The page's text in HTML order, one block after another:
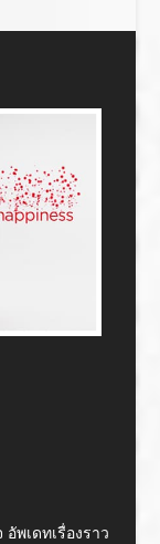
พเดทเรื่องราว